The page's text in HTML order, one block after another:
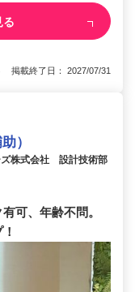
る
掲載終了日： 2027/07/31
）
ズ株式会社 設計技術部
可、年齢不問。